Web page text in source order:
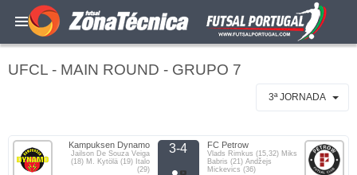
UFCL - MAIN ROUND - GRUPO 7
3ª JORNADA
Kampuksen Dynamo
Jailson De Souza Veiga
(18) M. Kytölä (19) Italo
(29)
3-4 FC Petrow
Vlads Rimkus (15,32) Miks
Babris (21) Andžejs
Mickevics (36)